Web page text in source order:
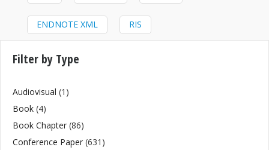
ENDNOTE XML RIS
Filter by Type
Audiovisual (1)
Book (4)
Book Chapter (86)
Conference Paper (631)